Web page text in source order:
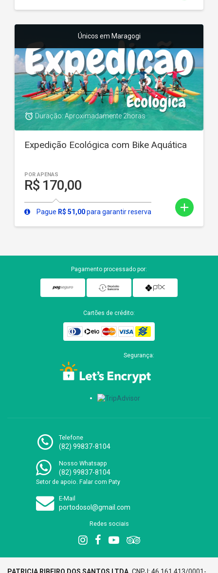
add
Únicos em Maragogi
access_alarm Duração: Aproximadamente 2horas
Expedição Ecológica com Bike Aquática
POR APENAS
R$ 170,00
Pague R$ 51,00para garantir reserva
Pagamento processado por:
Cartões de crédito:
Segurança:
Telefone
(82) 99837-8104
Nosso Whatsapp
(82) 99837-8104
Setor de apoio. Falar com Paty
E-Mail
portodosol@gmail.com
Redes sociais